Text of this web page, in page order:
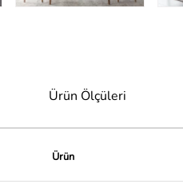
Ürün Ölçüleri
Ürün